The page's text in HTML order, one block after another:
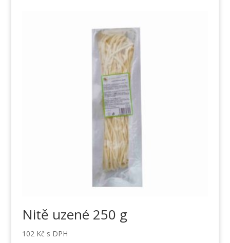
Nitě uzené 250 g
102 Kč s DPH